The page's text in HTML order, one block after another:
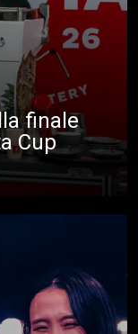
finale
Cup